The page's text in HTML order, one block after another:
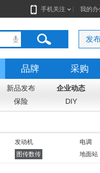
手机关注 我的办
发
品牌 采购
新品发布 企业动态
保险 DIY
发动机 电调
图传数传 地面站